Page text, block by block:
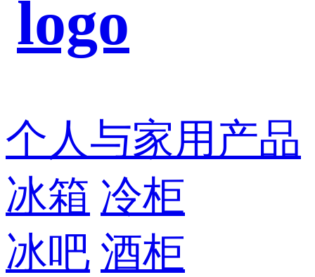
个人与家用产品
冰箱 冷柜
冰吧 酒柜